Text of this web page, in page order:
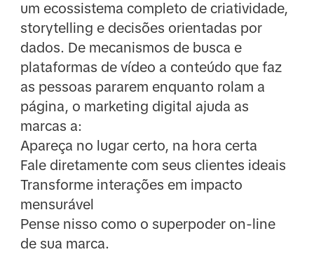
um ecossistema completo de criatividade,
storytelling e decisões orientadas por
dados. De mecanismos de busca e
plataformas de vídeo a conteúdo que faz
as pessoas pararem enquanto rolam a
página, o marketing digital ajuda as
marcas a:
Apareça no lugar certo, na hora certa
Fale diretamente com seus clientes ideais
Transforme interações em impacto
mensurável
Pense nisso como o superpoder on-line
de sua marca.